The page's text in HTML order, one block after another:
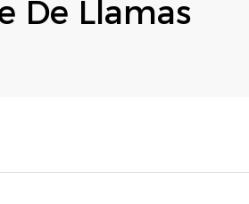
De Llamas